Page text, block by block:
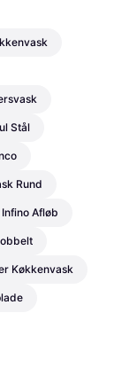
Stål
Rund
Afløb
Køkkenvask